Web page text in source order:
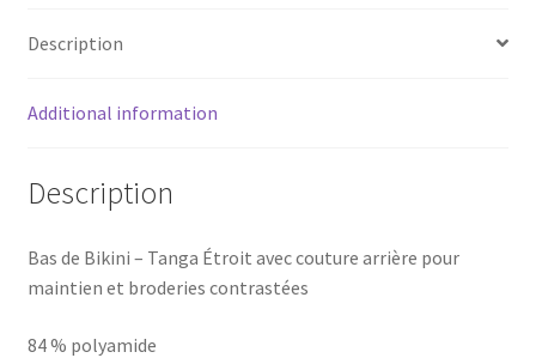
Description
Additional information
Description
Bas de Bikini – Tanga Étroit avec couture arrière pour
maintien et broderies contrastées
84 % polyamide